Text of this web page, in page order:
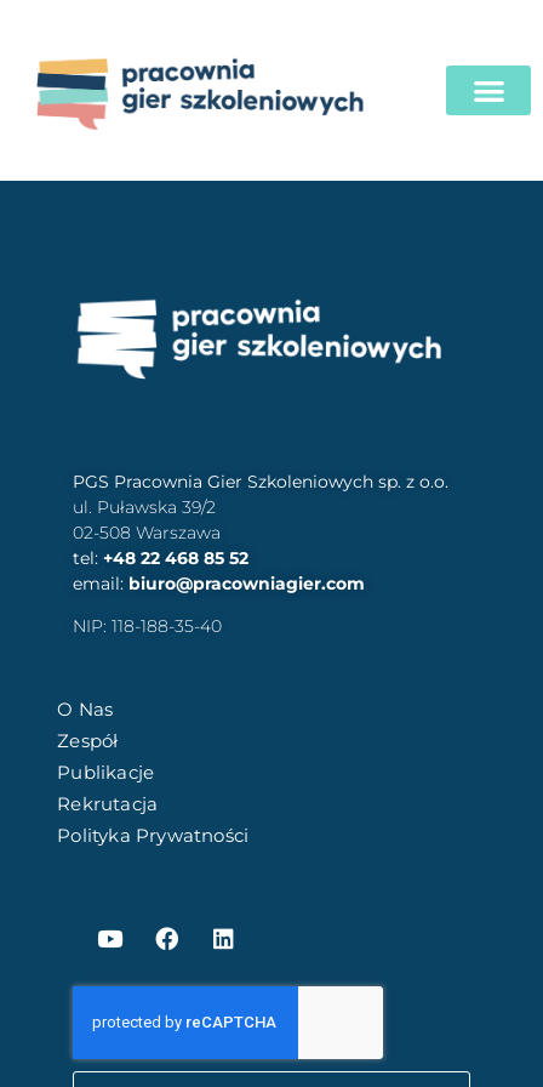
PGS Pracownia Gier Szkoleniowych sp. z o.o.
ul. Puławska 39/2
02-508 Warszawa
tel: +48 22 468 85 52
email: biuro@pracowniagier.com
NIP: 118-188-35-40
O Nas
Zespół
Publikacje
Rekrutacja
Polityka Prywatności